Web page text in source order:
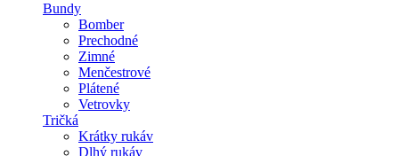
Bundy
Bomber
Prechodné
Zimné
Menčestrové
Plátené
Vetrovky
Tričká
Krátky rukáv
Dlhý rukáv